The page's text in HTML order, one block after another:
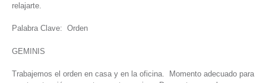
relajarte.
Palabra Clave: Orden
GEMINIS
Trabajemos el orden en casa y en la oficina. Momento adecuado para